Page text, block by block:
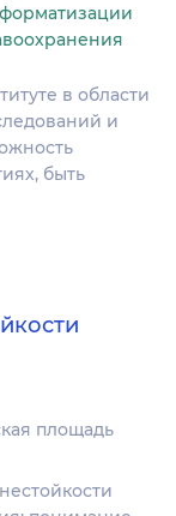
в области
и
быть
площадь